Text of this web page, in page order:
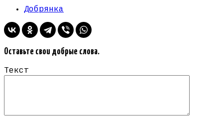
Добрянка
Оставьте свои добрые слова.
Текст